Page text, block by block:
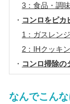
3：食品・調
コンロをピカ
1：ガスレンジ
2：IHクッキ
コンロ掃除の
なんでこん